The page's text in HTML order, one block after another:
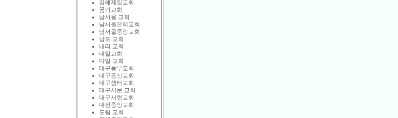
김해제일교회
꿈의교회
남서울 교회
남서울은혜교회
남서울중앙교회
남포 교회
내리 교회
내일교회
다일 교회
대구동부교회
대구동신교회
대구샘터교회
대구서문 교회
대구서현교회
대전중앙교회
도림 교회